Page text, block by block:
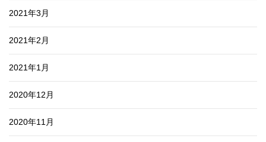
2021年3月
2021年2月
2021年1月
2020年12月
2020年11月